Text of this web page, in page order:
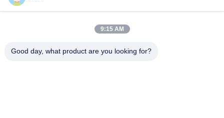
macchina commerciale della tortiglia del supermercato
3600pcs/h di 25cm
Pancake Lacha Paratha della cipolla di inverno che rende a
9:15 AM
Good day, what product are you looking for?